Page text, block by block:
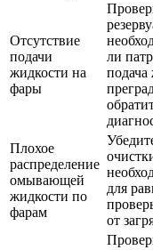
Отсутствие
подачи
жидкости на
фары
ли
Плохое
распределение
омывающей
жидкости по
фарам
для
от